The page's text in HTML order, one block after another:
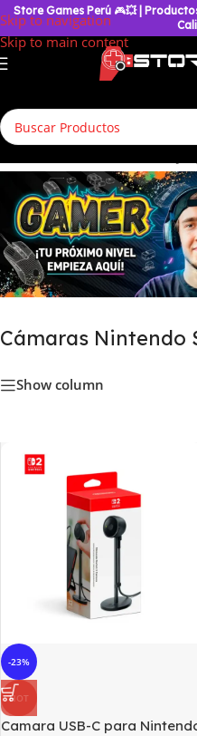
Skip to navigation
Skip to main content
Store Games Perú 🎮💥
|
Cámaras Nintendo
Show column
-23%
HOT
Camara USB-C para